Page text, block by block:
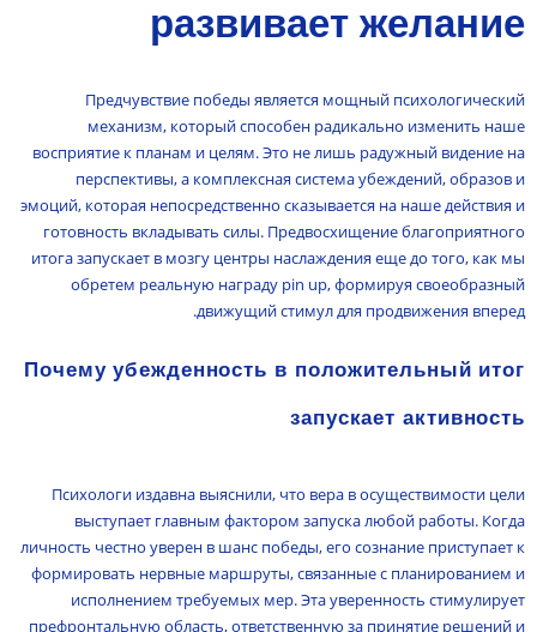
развивает желание
Предчувствие победы является мощный психологический
механизм, который способен радикально изменить наше
восприятие к планам и целям. Это не лишь радужный видение на
перспективы, а комплексная система убеждений, образов и
эмоций, которая непосредственно сказывается на наше действия и
готовность вкладывать силы. Предвосхищение благоприятного
итога запускает в мозгу центры наслаждения еще до того, как мы
обретем реальную награду pin up, формируя своеобразный
движущий стимул для продвижения вперед.
Почему убежденность в положительный итог
запускает активность
Психологи издавна выяснили, что вера в осуществимости цели
выступает главным фактором запуска любой работы. Когда
личность честно уверен в шанс победы, его сознание приступает к
формировать нервные маршруты, связанные с планированием и
исполнением требуемых мер. Эта уверенность стимулирует
префронтальную область, ответственную за принятие решений и